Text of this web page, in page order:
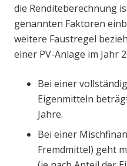
die Renditeberechnung
genannten Faktoren
weitere Faustregel
einer PV-Anlage im Jahr
Bei einer
Eigenmitteln
Jahre.
Bei einer
Fremdmittel) geht